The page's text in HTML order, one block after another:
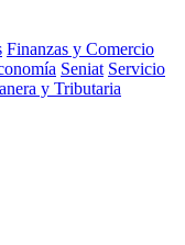
Finanzas y Comercio
Seniat Servicio
y Tributaria